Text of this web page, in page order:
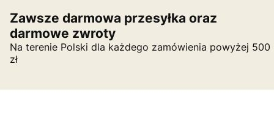
Zawsze darmowa przesyłka oraz
darmowe zwroty
Na terenie Polski dla każdego zamówienia powyżej 500
zł